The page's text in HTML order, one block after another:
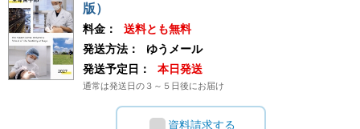
版）
料金：
送料とも無料
発送方法：
ゆうメール
発送予定日：
本日発送
通常は発送日の３～５日後にお届け
資料請求する